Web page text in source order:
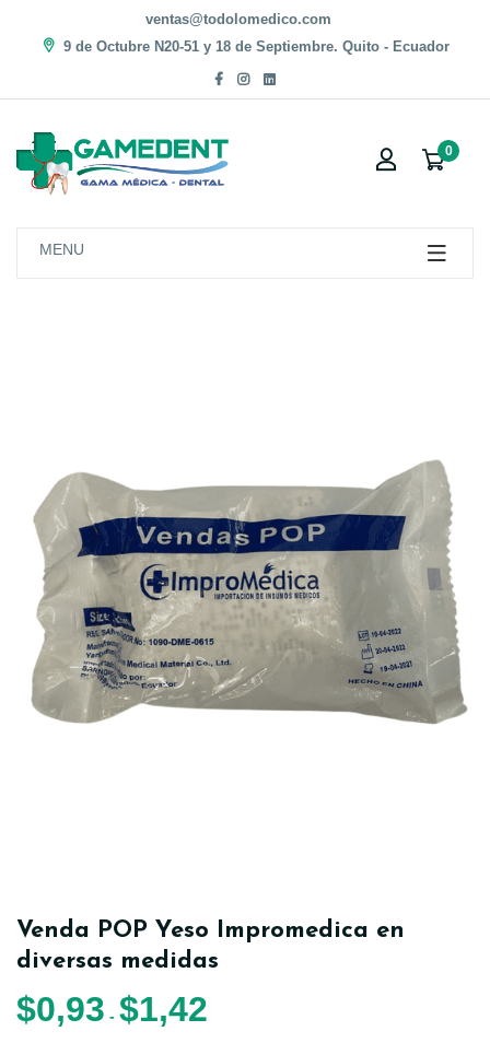
ventas@todolomedico.com
9 de Octubre N20-51 y 18 de Septiembre. Quito - Ecuador
0
MENU
Venda POP Yeso Impromedica en
diversas medidas
$0,93 - $1,42